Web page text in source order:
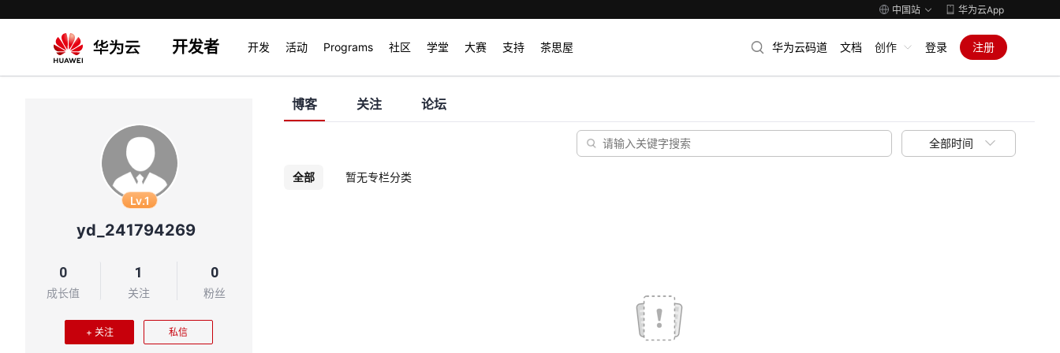
中国站 华为云App
开发者 开发 活动 Programs 社区 学堂 大赛 支持 茶思屋 华为云码道 文档 创作 登录 注册
Lv.1
yd_241794269
0
成长值
1
关注
0
粉丝
+ 关注 私信
博客 关注 论坛
全部时间
全部 暂无专栏分类